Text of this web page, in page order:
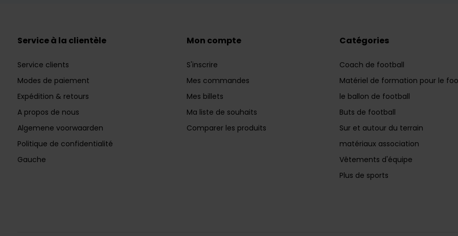
Service à la clientèle
Service clients
Modes de paiement
Expédition & retours
A propos de nous
Algemene voorwaarden
Politique de confidentialité
Gauche
Mon compte
S'inscrire
Mes commandes
Mes billets
Ma liste de souhaits
Comparer les produits
Catégories
Coach de football
Matériel de formation pour le
le ballon de football
Buts de football
Sur et autour du terrain
matériaux association
Vêtements d'équipe
Plus de sports